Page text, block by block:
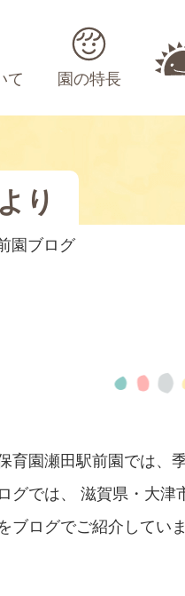
て 園の特長
り
園ブログ
育園瀬田駅前園では、
グでは、 滋賀県・大
ブログでご紹介していま